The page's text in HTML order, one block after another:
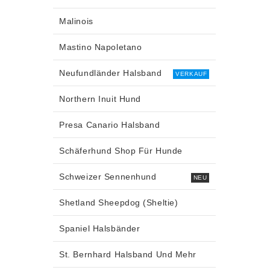
Malinois
Mastino Napoletano
Neufundländer Halsband VERKAUF
Northern Inuit Hund
Presa Canario Halsband
Schäferhund Shop Für Hunde
Schweizer Sennenhund NEU
Shetland Sheepdog (Sheltie)
Spaniel Halsbänder
St. Bernhard Halsband Und Mehr